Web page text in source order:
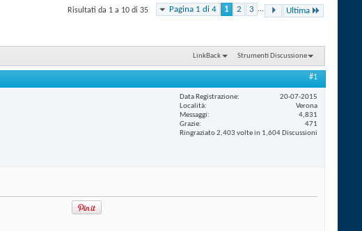
Pagina 1 di 4 1 2 3 ... Ultima
Risultati da 1 a 10 di 35
LinkBack Strumenti Discussione
#1
Data Registrazione
20-07-2015
Località
Verona
Messaggi
4,831
Grazie
471
Ringraziato 2,403 volte in 1,604 Discussioni